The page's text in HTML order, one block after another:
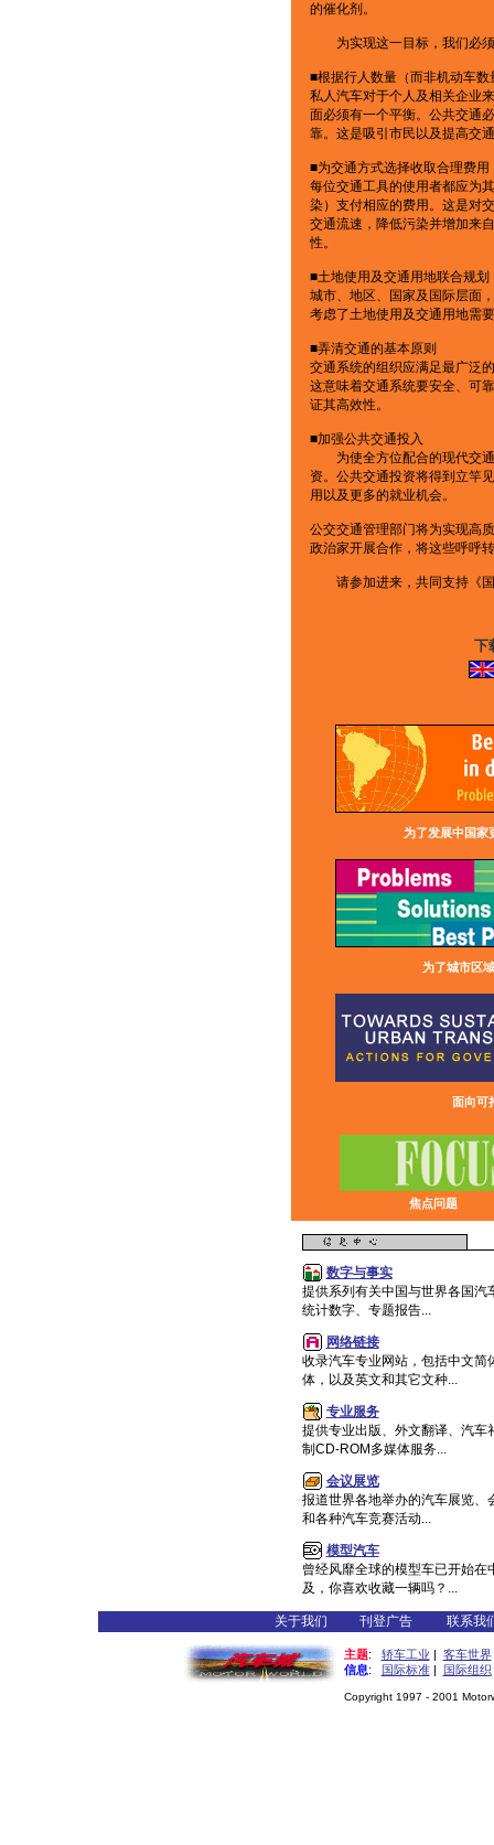
的催化剂。
为实现这一目标，我们必
■根据行人数量（而非机动车数
私人汽车对于个人及相关企业
面必须有一个平衡。公共交通
靠。这是吸引市民以及提高交
■为交通方式选择收取合理费用
每位交通工具的使用者都应为
染）支付相应的费用。这是对
交通流速，降低污染并增加来
性。
■土地使用及交通用地联合规划
城市、地区、国家及国际层面
考虑了土地使用及交通用地需
■弄清交通的基本原则
交通系统的组织应满足最广泛
这意味着交通系统要安全、可
证其高效性。
■加强公共交通投入
为使全方位配合的现代交通
资。公共交通投资将得到立竿
用以及更多的就业机会。
公交交通管理部门将为实现高
政治家开展合作，将这些呼呼
请参加进来，共同支持《国
下
为了发展中国家
为了城市区
面向可
焦点问题
数字与事实
提供系列有关中国与世界各国汽
统计数字、专题报告...
网络链接
收录汽车专业网站，包括中文简
体，以及英文和其它文种...
专业服务
提供专业出版、外文翻译、汽车
制CD-ROM多媒体服务...
会议展览
报道世界各地举办的汽车展览、
和各种汽车竞赛活动...
模型汽车
曾经风靡全球的模型车已开始在
及，你喜欢收藏一辆吗？...
关于我们 刊登广告 联系我
主题: 轿车工业 | 客车世界
信息: 国际标准| 国际组织
Copyright 1997 - 2001